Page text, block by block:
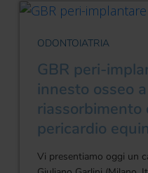
ODONTOIATRIA
GBR peri-
innesto osseo
riassorbimento
pericardio
Vi presentiamo oggi un